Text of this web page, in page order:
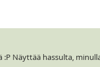
Näyttää hassulta,